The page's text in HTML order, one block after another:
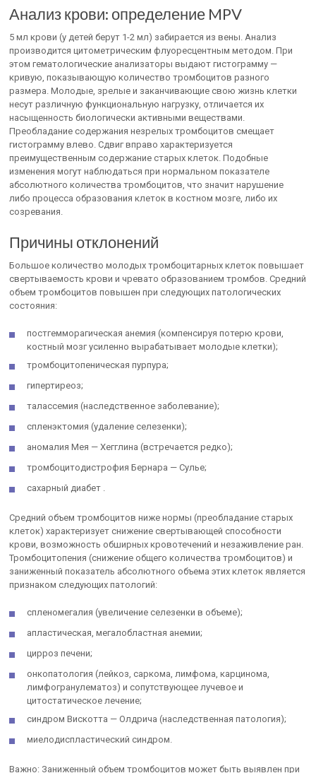
Анализ крови: определение MPV
5 мл крови (у детей берут 1-2 мл) забирается из вены. Анализ
производится цитометрическим флуоресцентным методом. При
этом гематологические анализаторы выдают гистограмму —
кривую, показывающую количество тромбоцитов разного
размера. Молодые, зрелые и заканчивающие свою жизнь клетки
несут различную функциональную нагрузку, отличается их
насыщенность биологически активными веществами.
Преобладание содержания незрелых тромбоцитов смещает
гистограмму влево. Сдвиг вправо характеризуется
преимущественным содержание старых клеток. Подобные
изменения могут наблюдаться при нормальном показателе
абсолютного количества тромбоцитов, что значит нарушение
либо процесса образования клеток в костном мозге, либо их
созревания.
Причины отклонений
Большое количество молодых тромбоцитарных клеток повышает
свертываемость крови и чревато образованием тромбов. Средний
объем тромбоцитов повышен при следующих патологических
состояния:
постгемморагическая анемия (компенсируя потерю крови,
костный мозг усиленно вырабатывает молодые клетки);
тромбоцитопеническая пурпура;
гипертиреоз;
талассемия (наследственное заболевание);
спленэктомия (удаление селезенки);
аномалия Мея — Хегглина (встречается редко);
тромбоцитодистрофия Бернара — Сулье;
сахарный диабет .
Средний объем тромбоцитов ниже нормы (преобладание старых
клеток) характеризует снижение свертывающей способности
крови, возможность обширных кровотечений и незаживление ран.
Тромбоцитопения (снижение общего количества тромбоцитов) и
заниженный показатель абсолютного объема этих клеток является
признаком следующих патологий:
спленомегалия (увеличение селезенки в объеме);
апластическая, мегалобластная анемии;
цирроз печени;
онкопатология (лейкоз, саркома, лимфома, карцинома,
лимфогранулематоз) и сопутствующее лучевое и
цитостатическое лечение;
синдром Вискотта — Олдрича (наследственная патология);
миелодиспластический синдром.
Важно: Заниженный объем тромбоцитов может быть выявлен при